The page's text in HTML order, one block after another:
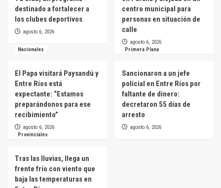
destinado a fortalecer a
los clubes deportivos
agosto 6, 2026
centro municipal para
personas en situación de
calle
agosto 6, 2026
Nacionales
El Papa visitará Paysandú y
Entre Ríos está
expectante: “Estamos
preparándonos para ese
recibimiento”
agosto 6, 2026
Primera Plana
Sancionaron a un jefe
policial en Entre Ríos por
faltante de dinero:
decretaron 55 días de
arresto
agosto 6, 2026
Provinciales
Tras las lluvias, llega un
frente frío con viento que
baja las temperaturas en